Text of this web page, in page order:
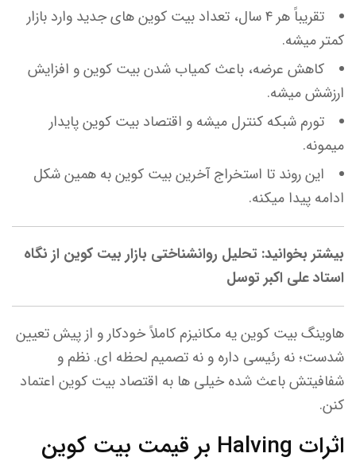
تقریباً هر ۴ سال، تعداد بیت کوین های جدید وارد بازار
کمتر میشه.
کاهش عرضه، باعث کمیاب شدن بیت کوین و افزایش
ارزشش میشه.
تورم شبکه کنترل میشه و اقتصاد بیت کوین پایدار
میمونه.
این روند تا استخراج آخرین بیت کوین به همین شکل
ادامه پیدا میکنه.
بیشتر بخوانید: تحلیل روانشناختی بازار بیت کوین از نگاه
استاد علی اکبر توسل
هاوینگ بیت کوین یه مکانیزم کاملاً خودکار و از پیش تعیین
شدست؛ نه رئیسی داره و نه تصمیم لحظه ای. نظم و
شفافیتش باعث شده خیلی ها به اقتصاد بیت کوین اعتماد
کنن.
اثرات Halving بر قیمت بیت کوین